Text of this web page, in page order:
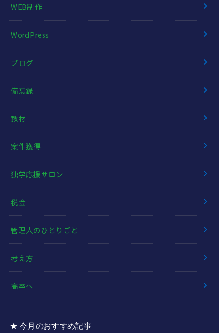
WEB制作
WordPress
ブログ
備忘録
教材
案件獲得
独学応援サロン
税金
管理人のひとりごと
考え方
高卒へ
★ 今月のおすすめ記事